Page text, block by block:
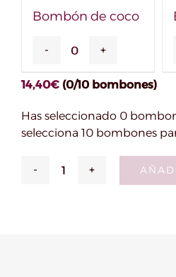
Bombón de coco
Bombón
coco
cantidad
14,40€ (0/10 bombones)
Has seleccionado 0
selecciona 10 bombones
Caja